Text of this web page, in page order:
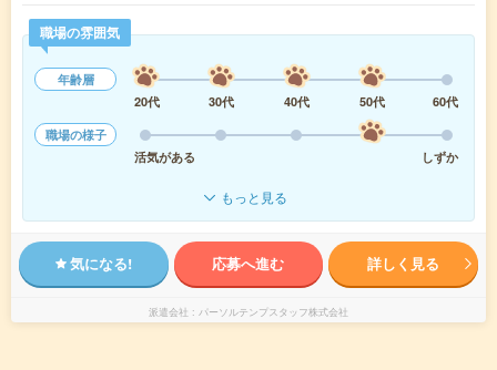
職場の雰囲気
年齢層
20代
30代 40代 50代
60代
職場の様子
活気がある
しずか
もっと見る
気になる! 応募へ進む 詳しく見る
派遣会社 パーソルテンプスタッフ株式会社